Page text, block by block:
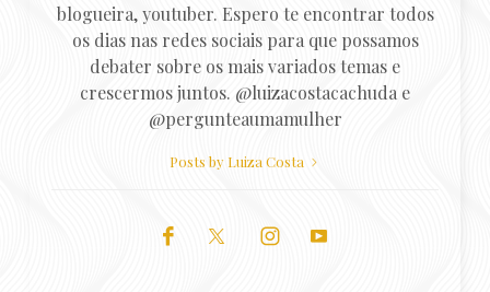
blogueira, youtuber. Espero te encontrar todos
os dias nas redes sociais para que possamos
debater sobre os mais variados temas e
crescermos juntos. @luizacostacachuda e
@pergunteaumamulher
Posts by Luiza Costa